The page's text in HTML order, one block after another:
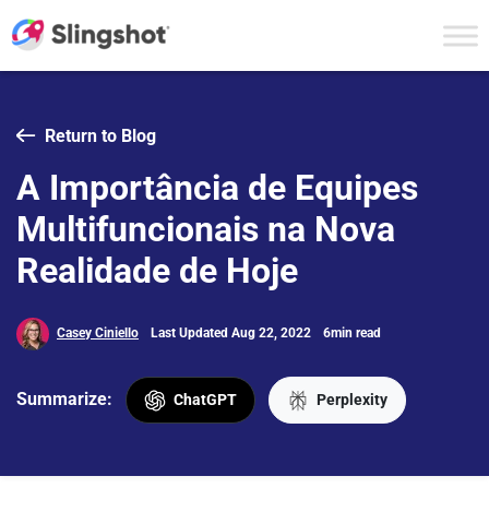
Return to Blog
A Importância de Equipes
Multifuncionais na Nova
Realidade de Hoje
Casey Ciniello Last Updated Aug 22, 2022 6min read
Summarize: ChatGPT Perplexity